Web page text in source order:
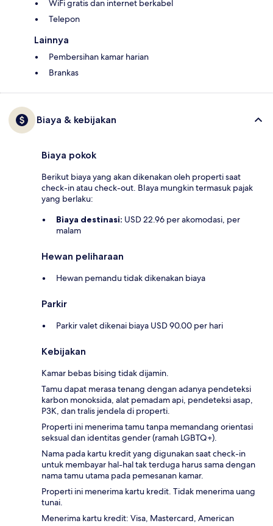
WiFi gratis dan internet berkabel
Telepon
Lainnya
Pembersihan kamar harian
Brankas
Biaya & kebijakan
Biaya pokok
Berikut biaya yang akan dikenakan oleh properti saat
check-in atau check-out. BIaya mungkin termasuk pajak
yang berlaku:
Biaya destinasi: USD 22.96 per akomodasi, per
malam
Hewan peliharaan
Hewan pemandu tidak dikenakan biaya
Parkir
Parkir valet dikenai biaya USD 90.00 per hari
Kebijakan
Kamar bebas bising tidak dijamin.
Tamu dapat merasa tenang dengan adanya pendeteksi
karbon monoksida, alat pemadam api, pendeteksi asap,
P3K, dan tralis jendela di properti.
Properti ini menerima tamu tanpa memandang orientasi
seksual dan identitas gender (ramah LGBTQ+).
Nama pada kartu kredit yang digunakan saat check-in
untuk membayar hal-hal tak terduga harus sama dengan
nama tamu utama pada pemesanan kamar.
Properti ini menerima kartu kredit. Tidak menerima uang
tunai.
Menerima kartu kredit: Visa, Mastercard, American